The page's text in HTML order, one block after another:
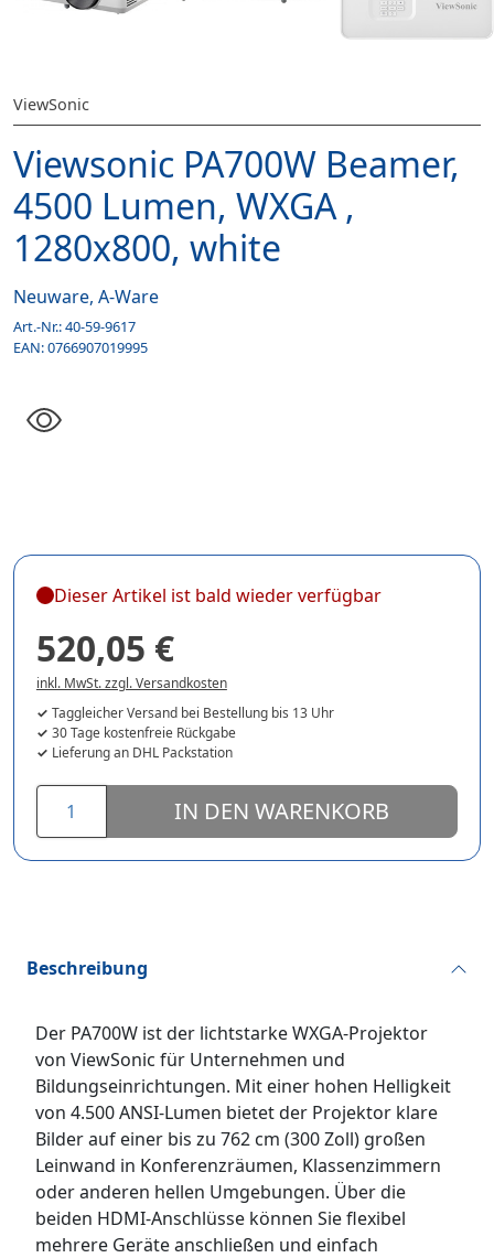
ViewSonic
Viewsonic PA700W Beamer,
4500 Lumen, WXGA ,
1280x800, white
Neuware, A-Ware
Art.-Nr.:40-59-9617
EAN:0766907019995
Dieser Artikel ist bald wieder verfügbar
520,05 €
inkl. MwSt. zzgl. Versandkosten
Taggleicher Versand bei Bestellung bis 13 Uhr
30 Tage kostenfreie Rückgabe
Lieferung an DHL Packstation
IN DEN WARENKORB
Beschreibung
Der PA700W ist der lichtstarke WXGA-Projektor
von ViewSonic für Unternehmen und
Bildungseinrichtungen. Mit einer hohen Helligkeit
von 4.500 ANSI-Lumen bietet der Projektor klare
Bilder auf einer bis zu 762 cm (300 Zoll) großen
Leinwand in Konferenzräumen, Klassenzimmern
oder anderen hellen Umgebungen. Über die
beiden HDMI-Anschlüsse können Sie flexibel
mehrere Geräte anschließen und einfach